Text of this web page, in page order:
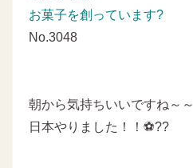
お菓子を創っています?
No.3048
朝から気持ちいいですね～～
日本やりました！！⚽??